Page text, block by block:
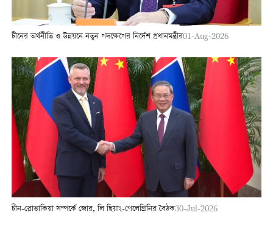
চীনের অর্থনীতি ও উন্নয়নে নতুন পদক্ষেপের নির্দেশ প্রধানমন্ত্রীর01-Aug-2026
চীন-স্লোভাকিয়া সম্পর্কে জোর, লি ছিয়াং-পেলেগ্রিনির বৈঠক30-Jul-2026